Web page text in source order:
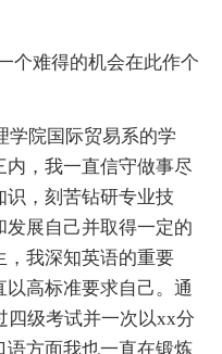
个难得的机会在此作个
学院国际贸易系的学
，我一直信守做事尽
，刻苦钻研专业技
展自己并取得一定的
，我深知英语的重要
高标准要求自己。通
四级考试并一次以xx分
语方面我也一直在锻炼